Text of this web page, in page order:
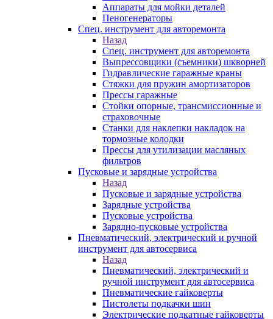
Аппараты для мойки деталей
Пеногенераторы
Спец. инструмент для авторемонта
Назад
Спец. инструмент для авторемонта
Выпрессовщики (съемники) шкворней
Гидравлические гаражные краны
Стяжки для пружин амортизаторов
Прессы гаражные
Стойки опорные, трансмиссионные и
страховочные
Станки для наклепки накладок на
тормозные колодки
Прессы для утилизации масляных
фильтров
Пусковые и зарядные устройства
Назад
Пусковые и зарядные устройства
Зарядные устройства
Пусковые устройства
Зарядно-пусковые устройства
Пневматический, электрический и ручной
инструмент для автосервиса
Назад
Пневматический, электрический и
ручной инструмент для автосервиса
Пневматические гайковерты
Пистолеты подкачки шин
Электрические подкатные гайковерты